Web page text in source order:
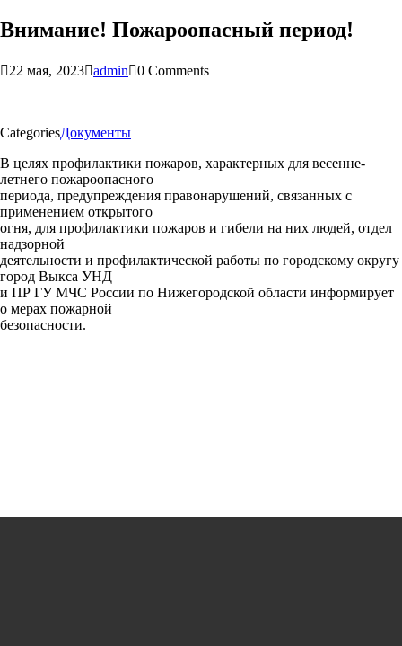
Внимание! Пожароопасный период!
22 мая, 2023 admin 0 Comments
CategoriesДокументы
В целях профилактики пожаров, характерных для весенне-
летнего пожароопасного
периода, предупреждения правонарушений, связанных с
применением открытого
огня, для профилактики пожаров и гибели на них людей, отдел
надзорной
деятельности и профилактической работы по городскому округу
город Выкса УНД
и ПР ГУ МЧС России по Нижегородской области информирует
о мерах пожарной
безопасности.